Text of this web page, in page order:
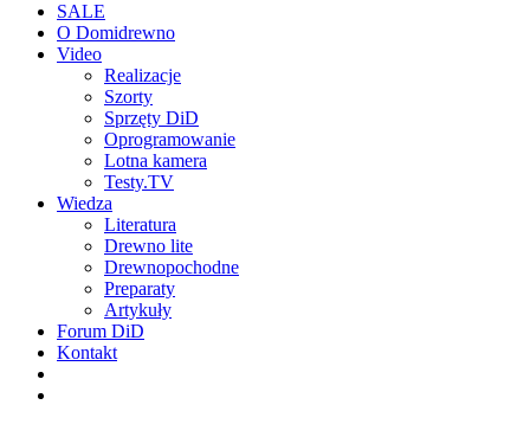
SALE
O Domidrewno
Video
Realizacje
Szorty
Sprzęty DiD
Oprogramowanie
Lotna kamera
Testy.TV
Wiedza
Literatura
Drewno lite
Drewnopochodne
Preparaty
Artykuły
Forum DiD
Kontakt